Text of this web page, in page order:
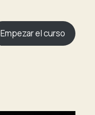
Empezar el curso